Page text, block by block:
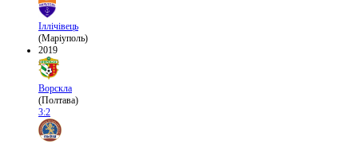
Іллічівець
(Маріуполь)
2019
Ворскла
(Полтава)
3:2